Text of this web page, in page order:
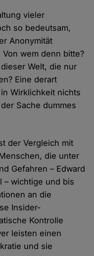
vieler
so bedeutsam,
Anonymität
wem denn bitte?
Welt, die nur
Eine derart
Wirklichkeit nichts
Sache dummes
der Vergleich mit
die unter
Gefahren – Edward
– wichtige und bis
an die
Insider-
Kontrolle
leisten einen
und sie